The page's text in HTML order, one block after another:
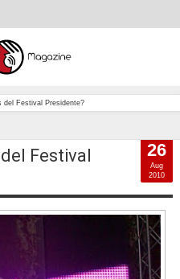
del Festival Presidente?
Festival
26
Aug
2010